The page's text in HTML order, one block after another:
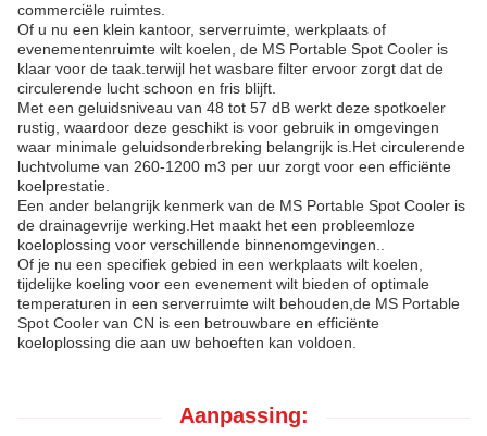
commerciële ruimtes.
Of u nu een klein kantoor, serverruimte, werkplaats of
evenementenruimte wilt koelen, de MS Portable Spot Cooler is
klaar voor de taak.terwijl het wasbare filter ervoor zorgt dat de
circulerende lucht schoon en fris blijft.
Met een geluidsniveau van 48 tot 57 dB werkt deze spotkoeler
rustig, waardoor deze geschikt is voor gebruik in omgevingen
waar minimale geluidsonderbreking belangrijk is.Het circulerende
luchtvolume van 260-1200 m3 per uur zorgt voor een efficiënte
koelprestatie.
Een ander belangrijk kenmerk van de MS Portable Spot Cooler is
de drainagevrije werking.Het maakt het een probleemloze
koeloplossing voor verschillende binnenomgevingen..
Of je nu een specifiek gebied in een werkplaats wilt koelen,
tijdelijke koeling voor een evenement wilt bieden of optimale
temperaturen in een serverruimte wilt behouden,de MS Portable
Spot Cooler van CN is een betrouwbare en efficiënte
koeloplossing die aan uw behoeften kan voldoen.
Aanpassing: